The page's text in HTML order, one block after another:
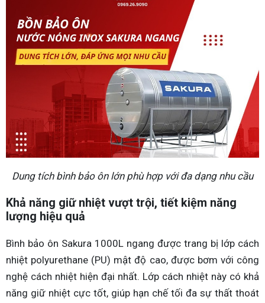
Dung tích bình bảo ôn lớn phù hợp với đa dạng nhu cầu
Khả năng giữ nhiệt vượt trội, tiết kiệm năng
lượng hiệu quả
Bình bảo ôn Sakura 1000L ngang được trang bị lớp cách
nhiệt polyurethane (PU) mật độ cao, được bơm với công
nghệ cách nhiệt hiện đại nhất. Lớp cách nhiệt này có khả
năng giữ nhiệt cực tốt, giúp hạn chế tối đa sự thất thoát